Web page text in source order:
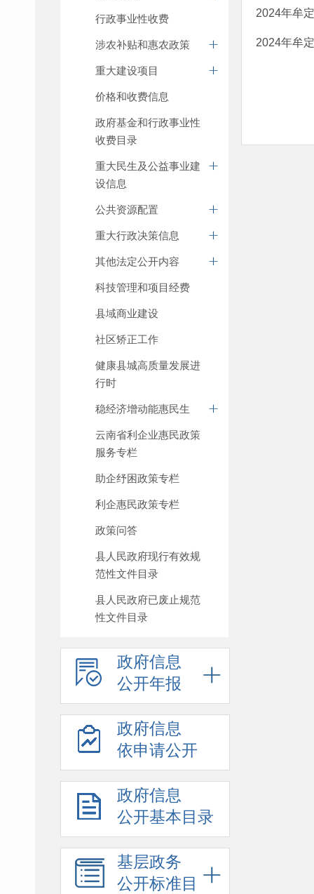
行政事业性收费
涉农补贴和惠农政策
重大建设项目
价格和收费信息
政府基金和行政事业性
收费目录
重大民生及公益事业建
设信息
公共资源配置
重大行政决策信息
其他法定公开内容
科技管理和项目经费
县域商业建设
社区矫正工作
健康县城高质量发展进
行时
稳经济增动能惠民生
云南省利企业惠民政策
服务专栏
助企纾困政策专栏
利企惠民政策专栏
政策问答
县人民政府现行有效规
范性文件目录
县人民政府已废止规范
性文件目录
政府信息
公开年报
政府信息
依申请公开
政府信息
公开基本目录
基层政务
公开标准目
2024年牟
2024年牟